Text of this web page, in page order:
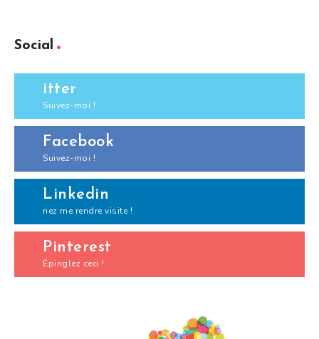
Social
itter
Suivez-moi !
Facebook
Suivez-moi !
Linkedin
nez me rendre visite !
Pinterest
Épinglez ceci !